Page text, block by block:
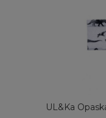
UL&Ka